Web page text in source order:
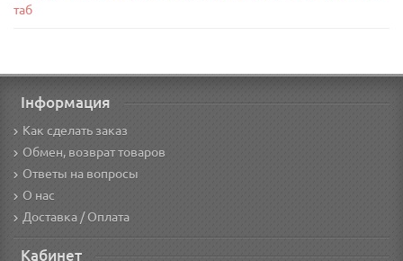
таб
Інформация
Как сделать заказ
Обмен, возврат товаров
Ответы на вопросы
О нас
Доставка / Оплата
Кабинет